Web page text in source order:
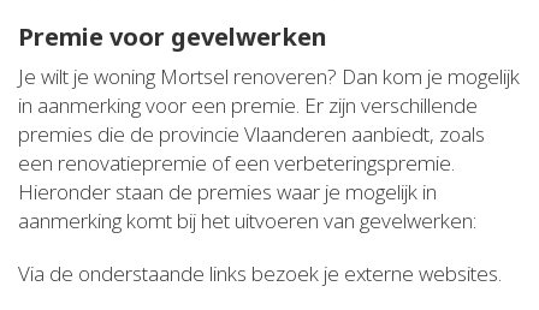
Premie voor gevelwerken
Je wilt je woning Mortsel renoveren? Dan kom je mogelijk
in aanmerking voor een premie. Er zijn verschillende
premies die de provincie Vlaanderen aanbiedt, zoals
een renovatiepremie of een verbeteringspremie.
Hieronder staan de premies waar je mogelijk in
aanmerking komt bij het uitvoeren van gevelwerken:
Via de onderstaande links bezoek je externe websites.